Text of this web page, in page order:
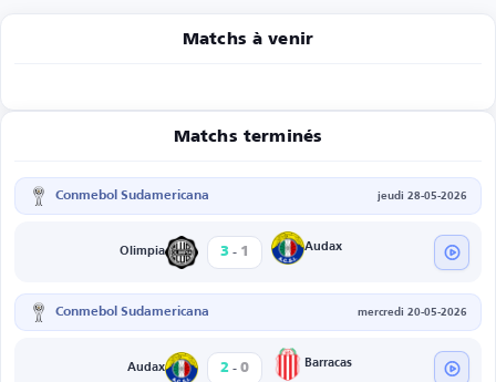
Matchs à venir
Matchs terminés
Conmebol Sudamericana jeudi 28-05-2026
Olimpia 3 - 1 Audax
Conmebol Sudamericana mercredi 20-05-2026
Audax 2 - 0 Barracas